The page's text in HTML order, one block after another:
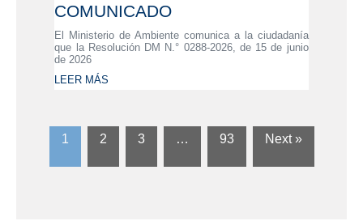
COMUNICADO
El Ministerio de Ambiente comunica a la ciudadanía
que la Resolución DM N.° 0288-2026, de 15 de junio
de 2026
LEER MÁS
1 2 3 … 93 Next »